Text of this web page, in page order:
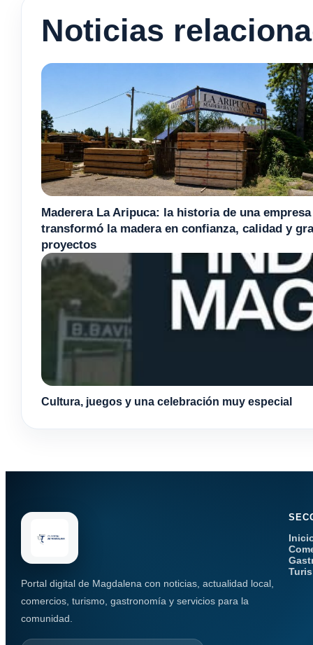
Noticias
Maderera La Aripuca: la historia de una
transformó la madera en confianza, calidad y
proyectos
Cultura, juegos y una celebración muy especial
Portal digital de Magdalena con noticias, actualidad local,
comercios, turismo, gastronomía y servicios para la
comunidad.